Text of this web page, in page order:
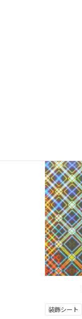
装飾シート